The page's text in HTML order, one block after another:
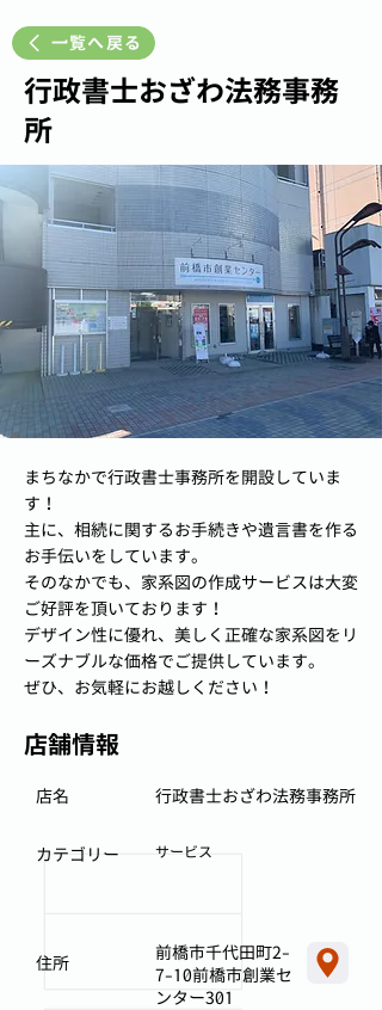
一覧へ戻る
行政書士おざわ法務事務
所
まちなかで行政書士事務所を開設していま
す！
主に、相続に関するお手続きや遺言書を作る
お手伝いをしています。
そのなかでも、家系図の作成サービスは大変
ご好評を頂いております！
デザイン性に優れ、美しく正確な家系図をリ
ーズナブルな価格でご提供しています。
ぜひ、お気軽にお越しください！
店舗情報
行政書士おざわ法務事務所
店名
サービス
カテゴリー
前橋市千代田町2-
7-10前橋市創業セ
ンター301
住所